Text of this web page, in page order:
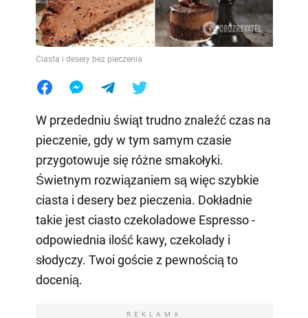
Ciasta i desery bez pieczenia
W przededniu świąt trudno znaleźć czas na
pieczenie, gdy w tym samym czasie
przygotowuje się różne smakołyki.
Świetnym rozwiązaniem są więc szybkie
ciasta i desery bez pieczenia. Dokładnie
takie jest ciasto czekoladowe Espresso -
odpowiednia ilość kawy, czekolady i
słodyczy. Twoi goście z pewnością to
docenią.
REKLAMA